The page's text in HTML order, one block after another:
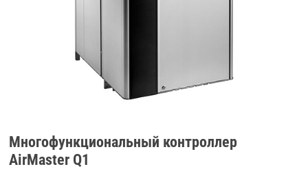
Многофункциональный контроллер
AirMaster Q1